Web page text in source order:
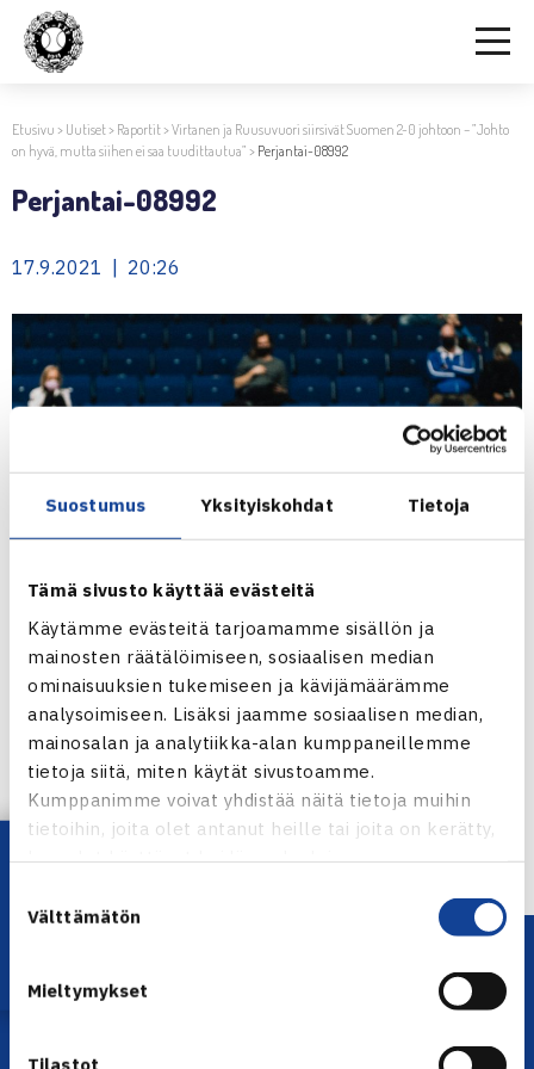
Suostumus Yksityiskohdat Tietoja
Tämä sivusto käyttää evästeitä
Käytämme evästeitä tarjoamamme sisällön ja
mainosten räätälöimiseen, sosiaalisen median
ominaisuuksien tukemiseen ja kävijämäärämme
analysoimiseen. Lisäksi jaamme sosiaalisen median,
mainosalan ja analytiikka-alan kumppaneillemme
tietoja siitä, miten käytät sivustoamme.
Kumppanimme voivat yhdistää näitä tietoja muihin
tietoihin, joita olet antanut heille tai joita on kerätty,
kun olet käyttänyt heidän palvelujaan.
valinta
Välttämätön
Mieltymykset
Etusivu > Uutiset> Raportit>Virtanen ja Ruusuvuori siirsivät Suomen 2-0 johtoon – ”Johto
on hyvä, mutta siihen ei saa tuudittautua” > Perjantai-08992
Perjantai-08992
17.9.2021 | 20:26
← Edellinen
Lataa OmaTennis!